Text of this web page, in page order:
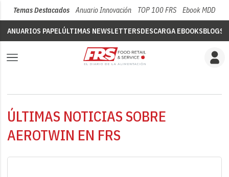
Temas Destacados Anuario Innovación TOP 100 FRS Ebook MDD
ANUARIOS PAPELÚLTIMAS NEWSLETTERSDESCARGA EBOOKSBLOGS
ÚLTIMAS NOTICIAS SOBRE
AEROTWIN EN FRS